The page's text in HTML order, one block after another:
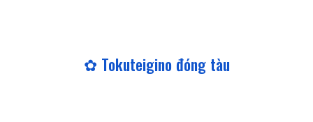
✿ Tokuteigino đóng tàu